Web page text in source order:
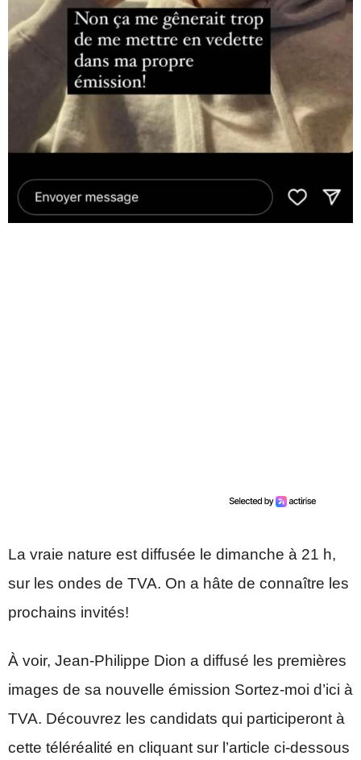
La vraie nature est diffusée le dimanche à 21 h,
sur les ondes de TVA. On a hâte de connaître les
prochains invités!
À voir, Jean-Philippe Dion a diffusé les premières
images de sa nouvelle émission Sortez-moi d’ici à
TVA. Découvrez les candidats qui participeront à
cette téléréalité en cliquant sur l’article ci-dessous